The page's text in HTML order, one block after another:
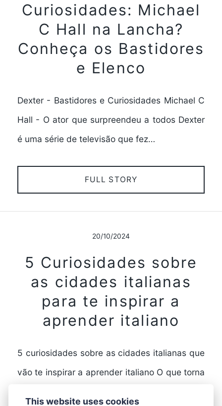
Curiosidades: Michael
C Hall na Lancha?
Conheça os Bastidores
e Elenco
Dexter - Bastidores e Curiosidades Michael C
Hall - O ator que surpreendeu a todos Dexter
é uma série de televisão que fez…
FULL STORY
20/10/2024
5 Curiosidades sobre
as cidades italianas
para te inspirar a
aprender italiano
5 curiosidades sobre as cidades italianas que
vão te inspirar a aprender italiano O que torna
This website uses cookies